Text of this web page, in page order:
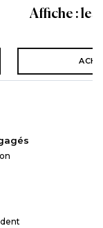
Affiche : les